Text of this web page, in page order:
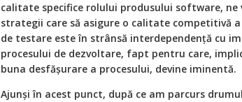
calitate specifice rolului produsului software,
strategii care să asigure o calitate competitivă
de testare este în strânsă interdependență cu
procesului de dezvoltare, fapt pentru care,
buna desfășurare a procesului, devine iminentă.
Ajunși în acest punct, după ce am parcurs